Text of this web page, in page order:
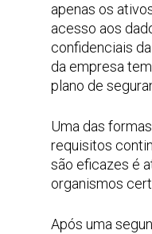
apenas os
acesso aos
confidenciais
da empresa
plano de
Uma das
requisitos
são eficazes é
organismos
Após uma